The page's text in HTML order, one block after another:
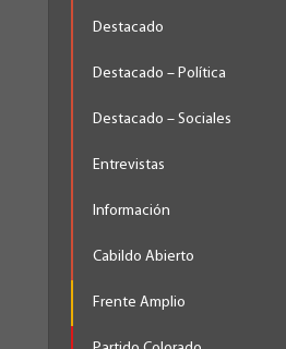
Destacado
Destacado – Política
Destacado – Sociales
Entrevistas
Información
Cabildo Abierto
Frente Amplio